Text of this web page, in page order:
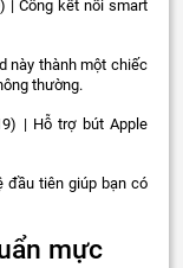
này thành một chiếc
thường.
đầu tiên giúp bạn có
mực